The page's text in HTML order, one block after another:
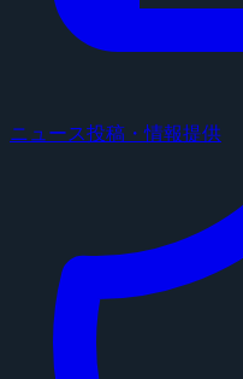
ニュース投稿・情報提供